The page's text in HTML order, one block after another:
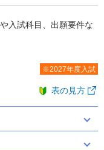
入試科目、出願要件な
※2027年度入試
表の見方